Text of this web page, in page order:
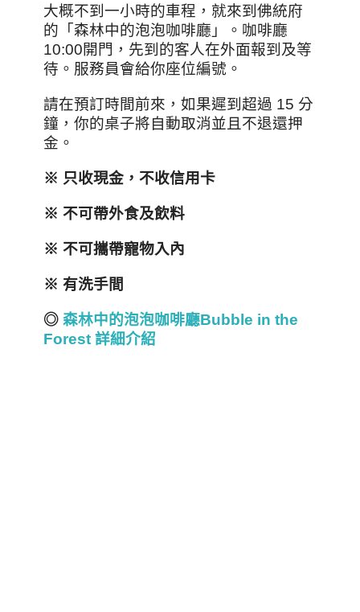
大概不到一小時的車程，就來到佛統府
的「森林中的泡泡咖啡廳」。咖啡廳
10:00開門，先到的客人在外面報到及等
待。服務員會給你座位編號。
請在預訂時間前來，如果遲到超過 15 分
鐘，你的桌子將自動取消並且不退還押
金。
※ 只收現金，不收信用卡
※ 不可帶外食及飲料
※ 不可攜帶寵物入內
※ 有洗手間
◎ 森林中的泡泡咖啡廳Bubble in the
Forest 詳細介紹